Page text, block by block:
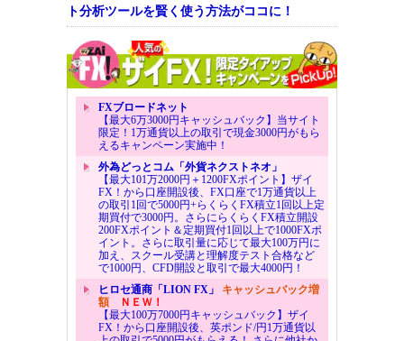
ト分析ツールを賢く使う方法がココに！
FXブロードネット
【最大6万3000円キャッシュバック】当サイト
限定！1万通貨以上の取引で現金3000円がもら
えるキャンペーン実施中！
外為どっとコム「外貨ネクストネオ」
【最大101万2000円＋1200FXポイント】ザイ
FX！から口座開設後、FX口座で1万通貨以上
の取引1回で5000円+らくらくFX積立1回以上定
期買付で3000円。さらにらくらくFX積立開設
200FXポイント＆定期買付1回以上で1000FXポ
イント。さらに取引量に応じて最大100万円に
加え、スクール受講と理解度テスト合格など
で1000円、CFD開設と取引で最大4000円！
ヒロセ通商「LION FX」 キャッシュバック増
額ＮＥＷ！
【最大100万7000円キャッシュバック】ザイ
FX！から口座開設後、英ポンド/円1万通貨以